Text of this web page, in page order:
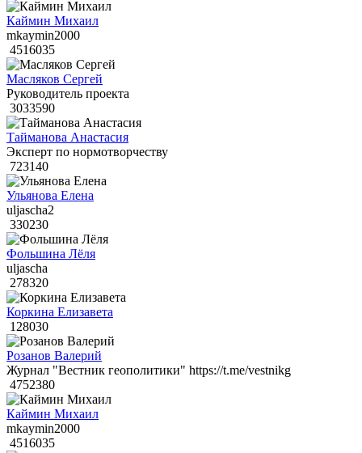
Каймин Михаил
mkaymin2000
4516035
Масляков Сергей
Руководитель проекта
3033590
Тайманова Анастасия
Эксперт по нормотворчеству
723140
Ульянова Елена
uljascha2
330230
Фольшина Лёля
uljascha
278320
Коркина Елизавета
128030
Розанов Валерий
Журнал "Вестник геополитики" https://t.me/vestnikg
4752380
Каймин Михаил
mkaymin2000
4516035